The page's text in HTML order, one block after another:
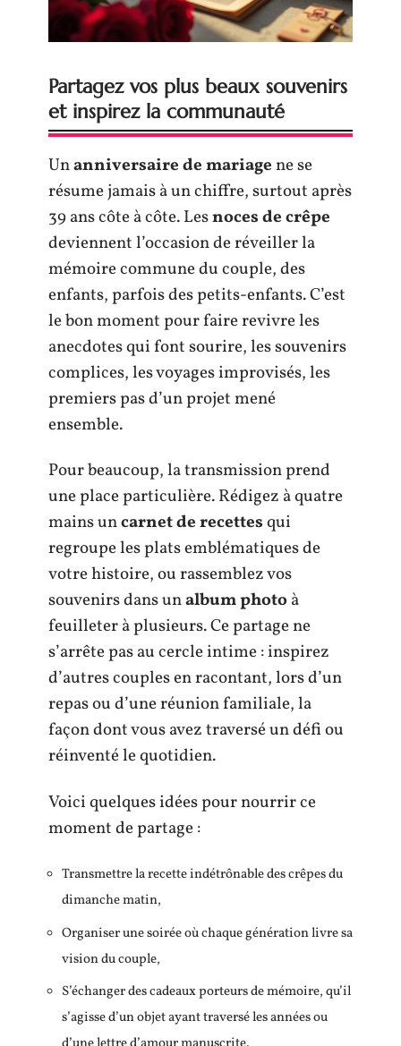
Partagez vos plus beaux souvenirs
et inspirez la communauté
Unanniversaire de mariagene se
résume jamais à un chiffre, surtout après
39 ans côte à côte. Lesnoces de crêpe
deviennent l’occasion de réveiller la
mémoire commune du couple, des
enfants, parfois des petits-enfants. C’est
le bon moment pour faire revivre les
anecdotes qui font sourire, les souvenirs
complices, les voyages improvisés, les
premiers pas d’un projet mené
ensemble.
Pour beaucoup, la transmission prend
une place particulière. Rédigez à quatre
mains uncarnet de recettesqui
regroupe les plats emblématiques de
votre histoire, ou rassemblez vos
souvenirs dans unalbum photoà
feuilleter à plusieurs. Ce partage ne
s’arrête pas au cercle intime : inspirez
d’autres couples en racontant, lors d’un
repas ou d’une réunion familiale, la
façon dont vous avez traversé un défi ou
réinventé le quotidien.
Voici quelques idées pour nourrir ce
moment de partage :
Transmettre la recette indétrônable des crêpes du
dimanche matin,
Organiser une soirée où chaque génération livre sa
vision du couple,
S’échanger des cadeaux porteurs de mémoire, qu’il
s’agisse d’un objet ayant traversé les années ou